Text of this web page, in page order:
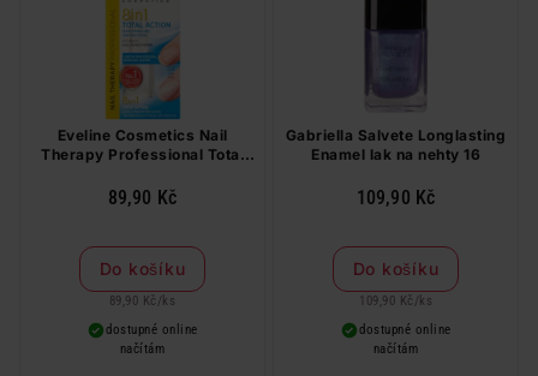
Eveline Cosmetics Nail
Therapy Professional Total
kondicionér 12 ml
89,90 Kč
Do košíku
89,90 Kč / ks
dostupné online
načítám
Gabriella Salvete Longlasting
Enamel lak na nehty 16
109,90 Kč
Do košíku
109,90 Kč / ks
dostupné online
načítám